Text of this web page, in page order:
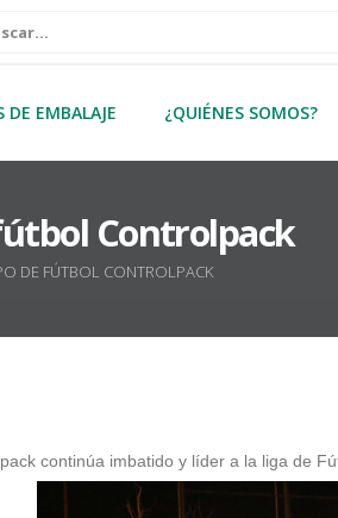
DE EMBALAJE ¿QUIÉNES SOMOS?
Controlpack
DE FÚTBOL CONTROLPACK
continúa imbatido y líder a la liga de